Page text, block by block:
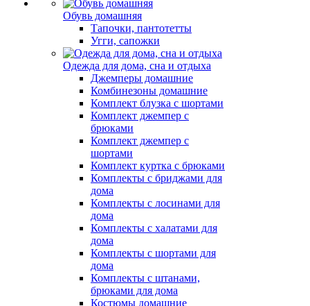
Обувь домашняя
Тапочки, пантотетты
Угги, сапожки
Одежда для дома, сна и отдыха
Джемперы домашние
Комбинезоны домашние
Комплект блузка с шортами
Комплект джемпер с
брюками
Комплект джемпер с
шортами
Комплект куртка с брюками
Комплекты с бриджами для
дома
Комплекты с лосинами для
дома
Комплекты с халатами для
дома
Комплекты с шортами для
дома
Комплекты с штанами,
брюками для дома
Костюмы домашние